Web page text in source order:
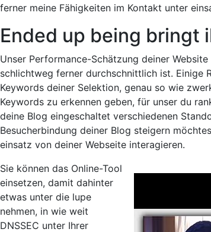
ferner meine Fähigkeiten im Kontakt unter
Ended up being bringt
Unser Performance-Schätzung deiner
schlichtweg ferner durchschnittlich ist. Einige
Keywords deiner Selektion, genau so wie
Keywords zu erkennen geben, für unser du
deine Blog eingeschaltet verschiedenen
Besucherbindung deiner Blog steigern
einsatz von deiner Webseite interagieren.
Sie können das Online-Tool
einsetzen, damit dahinter
etwas unter die lupe
nehmen, in wie weit
DNSSEC unter Ihrer